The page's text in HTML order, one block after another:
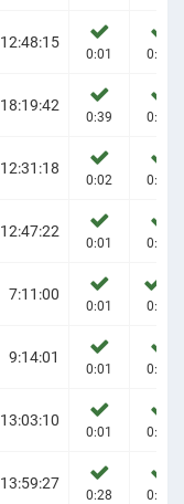
12:48:15
0:01 0:03
18:19:42
0:39 0:42
12:31:18
0:02 0:05
12:47:22
0:01 0:03
7:11:00
0:01 0:04
9:14:01
0:01 0:04
13:03:10
0:01 0:05
13:59:27
0:28 0:28